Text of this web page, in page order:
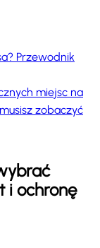
Przewodnik
miejsc na
zobaczyć
i ochronę